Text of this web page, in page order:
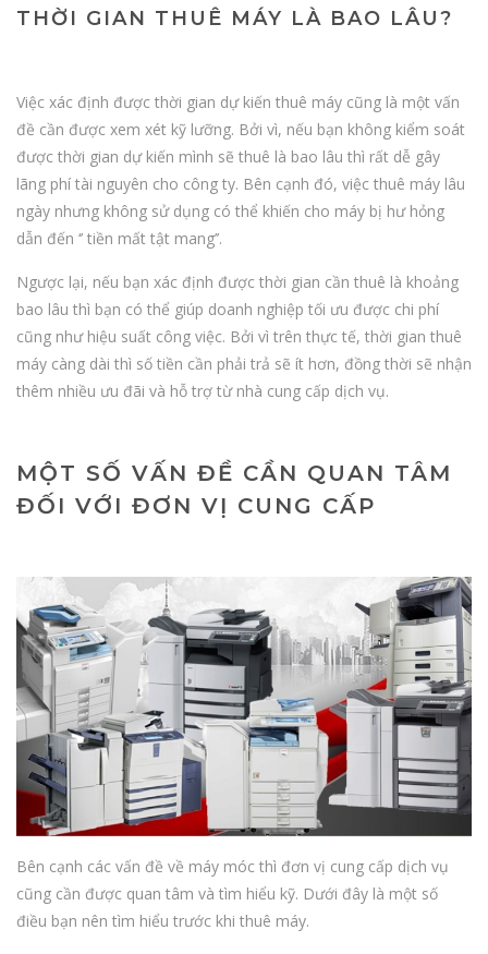
THỜI GIAN THUÊ MÁY LÀ BAO LÂU?
Việc xác định được thời gian dự kiến thuê máy cũng là một vấn
đề cần được xem xét kỹ lưỡng. Bởi vì, nếu bạn không kiểm soát
được thời gian dự kiến mình sẽ thuê là bao lâu thì rất dễ gây
lãng phí tài nguyên cho công ty. Bên cạnh đó, việc thuê máy lâu
ngày nhưng không sử dụng có thể khiến cho máy bị hư hỏng
dẫn đến ‘’ tiền mất tật mang’’.
Ngược lại, nếu bạn xác định được thời gian cần thuê là khoảng
bao lâu thì bạn có thể giúp doanh nghiệp tối ưu được chi phí
cũng như hiệu suất công việc. Bởi vì trên thực tế, thời gian thuê
máy càng dài thì số tiền cần phải trả sẽ ít hơn, đồng thời sẽ nhận
thêm nhiều ưu đãi và hỗ trợ từ nhà cung cấp dịch vụ.
MỘT SỐ VẤN ĐỀ CẦN QUAN TÂM
ĐỐI VỚI ĐƠN VỊ CUNG CẤP
Bên cạnh các vấn đề về máy móc thì đơn vị cung cấp dịch vụ
cũng cần được quan tâm và tìm hiểu kỹ. Dưới đây là một số
điều bạn nên tìm hiểu trước khi thuê máy.